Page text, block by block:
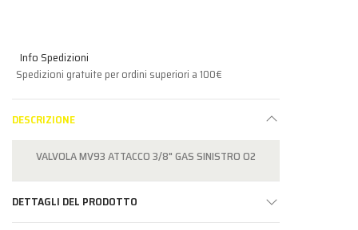
Info Spedizioni
Spedizioni gratuite per ordini superiori a 100€
DESCRIZIONE
VALVOLA MV93 ATTACCO 3/8" GAS SINISTRO O2
DETTAGLI DEL PRODOTTO